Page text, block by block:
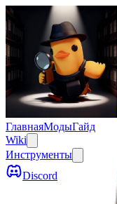
ГлавнаяМодыГайд
Wiki
Инструменты
Discord